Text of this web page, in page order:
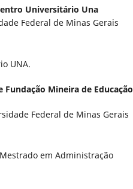
Universitário Una
Federal de Minas Gerais
UNA.
Fundação Mineira de Educação
Federal de Minas Gerais
em Administração